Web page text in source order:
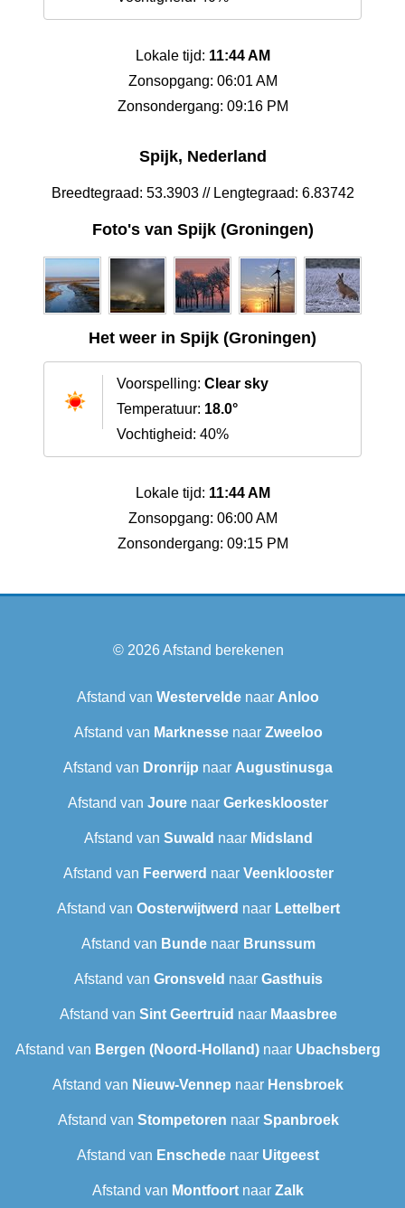
Lokale tijd: 11:44 AM
Zonsopgang: 06:01 AM
Zonsondergang: 09:16 PM
Spijk, Nederland
Breedtegraad: 53.3903 // Lengtegraad: 6.83742
Foto's van Spijk (Groningen)
Het weer in Spijk (Groningen)
Voorspelling: Clear sky
Temperatuur: 18.0°
Vochtigheid: 40%
Lokale tijd: 11:44 AM
Zonsopgang: 06:00 AM
Zonsondergang: 09:15 PM
© 2026Afstand berekenen
Afstand van Westervelde naar Anloo
Afstand van Marknessenaar Zweeloo
Afstand van Dronrijp naar Augustinusga
Afstand van Joure naar Gerkesklooster
Afstand van Suwald naar Midsland
Afstand van Feerwerd naar Veenklooster
Afstand van Oosterwijtwerd naar Lettelbert
Afstand van Bundenaar Brunssum
Afstand van Gronsveld naar Gasthuis
Afstand van Sint Geertruid naar Maasbree
Afstand van Bergen (Noord-Holland) naar Ubachsberg
Afstand van Nieuw-Vennep naar Hensbroek
Afstand van Stompetoren naar Spanbroek
Afstand van Enschede naar Uitgeest
Afstand van Montfoort naar Zalk